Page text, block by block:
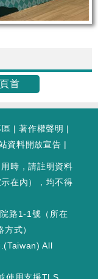
首
|著作權聲明 |
資料開放宣告 |
時，請註明資料
在內），均不得
路1-1號（ 所在
方式）
All